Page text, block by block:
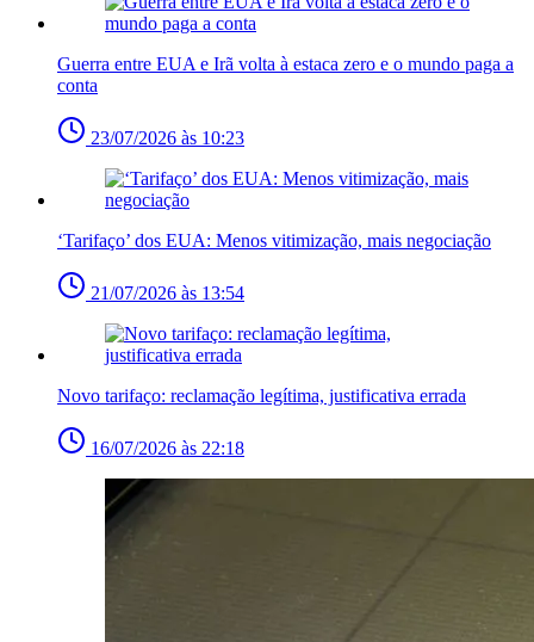
Guerra entre EUA e Irã volta à estaca zero e o mundo paga a
conta
23/07/2026 às 10:23
‘Tarifaço’ dos EUA: Menos vitimização, mais negociação
21/07/2026 às 13:54
Novo tarifaço: reclamação legítima, justificativa errada
16/07/2026 às 22:18